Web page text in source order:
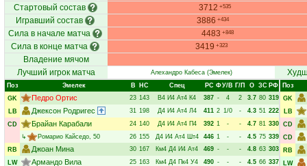
Стартовый состав 3712 +535
Игравший состав 3886 +434
Сила в начале матча 4483 +848
Сила в конце матча 3419 +323
Владение мячом
Лучший игрок матча
Алехандро Кабеса(Эмелек)
Поз Эмелек В НC Спец РC ФУ/В Г/П О ЗС РФ
GK
Педро Ортис 23 143 В4 И4 Ат4 К4 387 - 4 2 3.7 80 319
LB
Джексон Родригес 31 198 Д4 И4 Ат4 Л4 411 2 1/0 - 4.3 51 222
CD
Брайан Карабали 24 140 Д4 И4 Ат4 П4 392 1 - - 4.7 81 330
↳
Ромарио Кайседо, 50 26 155 Д4 И4 Ат4 Шт4 446 1 - - 4.5 75 339
RB
Джоан Мина 30 167 Км4 Д4 И4 Ат4 469 - - - 4.8 63 303
LW
Армандо Вила 25 163 Км4 Д4 Пк4 У4 490 - - - 4.5 66 337
Поз
GK
LB
CD
CD
RB
LW